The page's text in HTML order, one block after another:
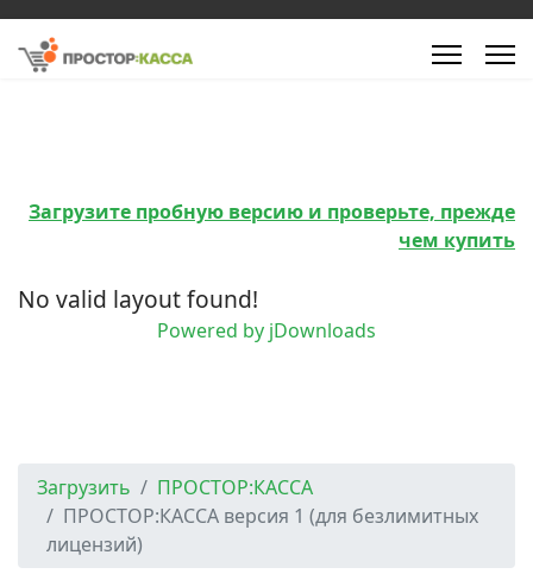
Загрузите пробную версию и проверьте, прежде
чем купить
No valid layout found!
Powered by jDownloads
Загрузить
ПРОСТОР:КАССА
ПРОСТОР:КАССА версия 1 (для безлимитных
лицензий)